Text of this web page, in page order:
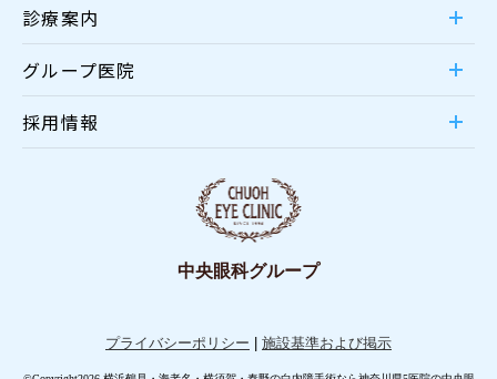
診療案内
グループ医院
採用情報
中央眼科グループ
プライバシーポリシー 施設基準および掲示